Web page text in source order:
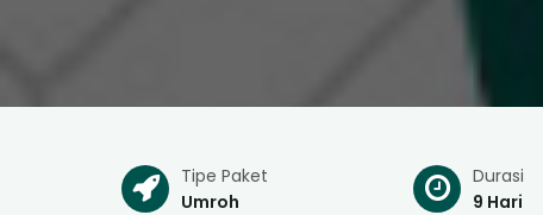
Tipe Paket
Umroh
Durasi
9 Hari